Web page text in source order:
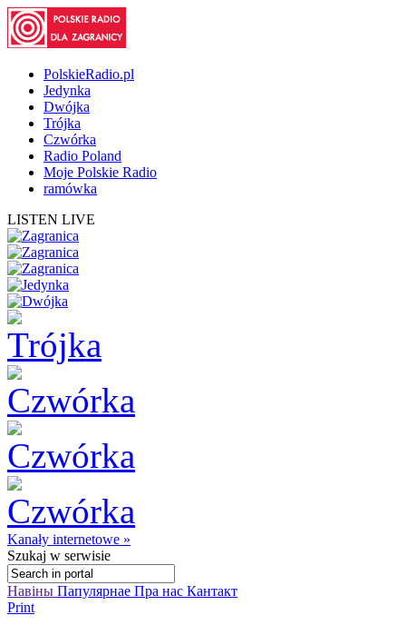
PolskieRadio.pl
Jedynka
Dwójka
Trójka
Czwórka
Radio Poland
Moje Polskie Radio
ramówka
LISTEN LIVE
Kanały internetowe »
Szukaj w serwisie
Навіны Папулярнае Пра нас Кантакт
Print